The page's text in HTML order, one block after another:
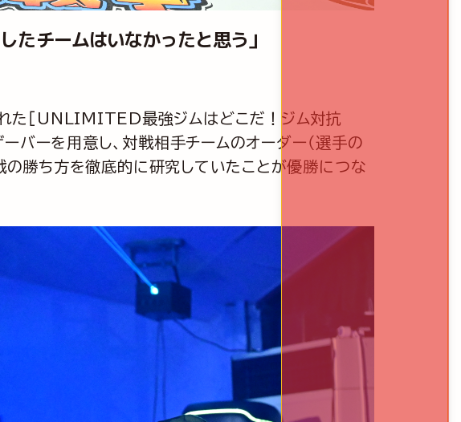
たチームはいなかったと思う」
UNLIMITED最強ジムはどこだ！ジム対抗
ーを用意し、対戦相手チームのオーダー（選手の
の勝ち方を徹底的に研究していたことが優勝につな